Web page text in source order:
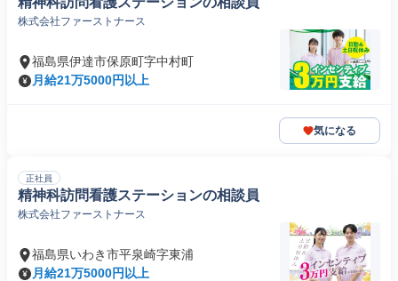
株式会社ファーストナース
福島県伊達市保原町字中村町
月給21万5000円以上
気になる
正社員
精神科訪問看護ステーションの相談員
株式会社ファーストナース
福島県いわき市平泉崎字東浦
月給21万5000円以上